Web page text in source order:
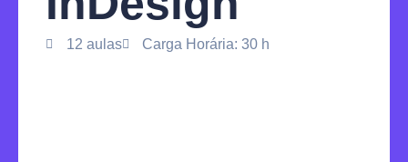
12 aulas Carga Horária: 30 h